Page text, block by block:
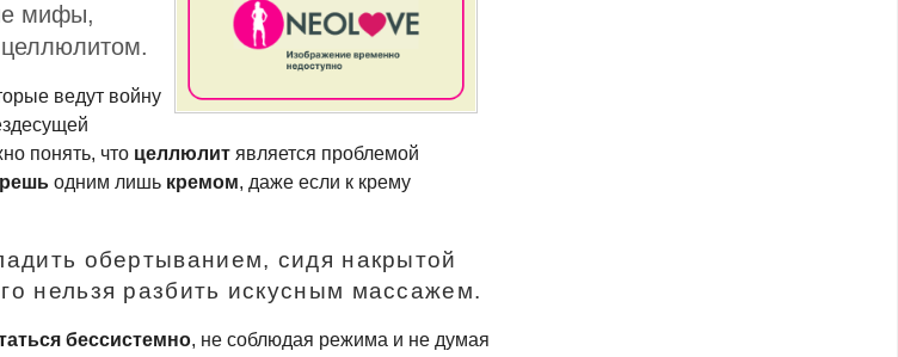
мифы,
ведут войну
понять, что целлюлит является проблемой
одним лишь кремом, даже если к крему
обертыванием, сидя накрытой
нельзя разбить искусным массажем.
бессистемно, не соблюдая режима и не думая